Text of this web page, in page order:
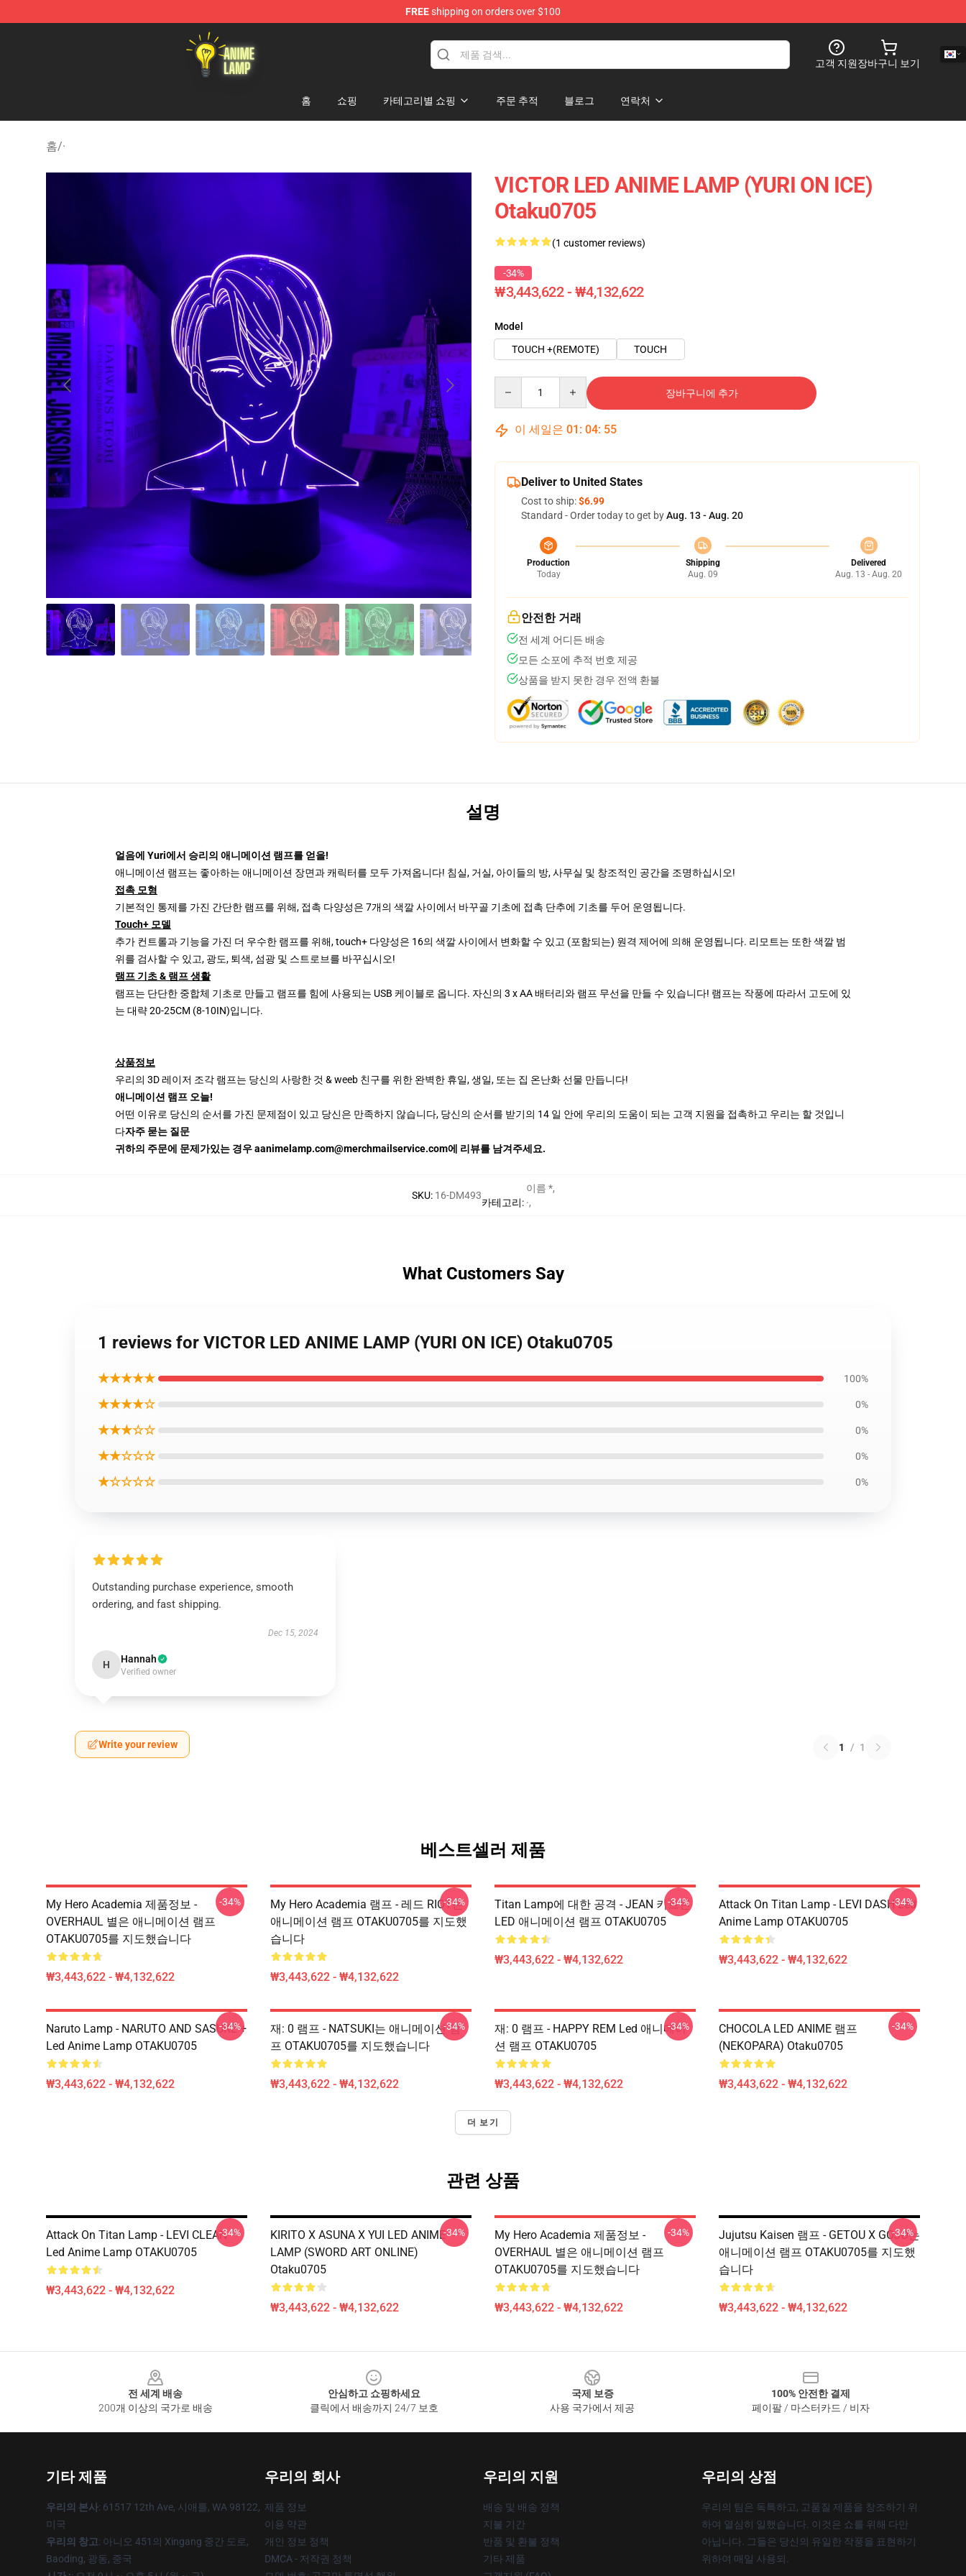
FREEshipping on orders over $100
Anime Lamp Shop - The Best Store of Anime Lamp
고객 지원장바구니 보기
홈 쇼핑 카테고리별 쇼핑 주문 추적 블로그 연락처
홈/·
VICTOR LED ANIME LAMP (YURI ON ICE)
Otaku0705
(1 customer reviews)
-34%
₩3,443,622 - ₩4,132,622
Model
TOUCH +(REMOTE)
TOUCH
장바구니에 추가
이 세일은 01 : 04: 54
Deliver to United States
Cost to ship:$6.99
Standard - Order today to get byAug. 13 - Aug. 20
Production
Today
Shipping
Aug. 09
Delivered
Aug. 13 - Aug. 20
안전한 거래
전 세계 어디든 배송
모든 소포에 추적 번호 제공
상품을 받지 못한 경우 전액 환불
설명
얼음에 Yuri에서 승리의 애니메이션 램프를 얻을!
애니메이션 램프는 좋아하는 애니메이션 장면과 캐릭터를 모두 가져옵니다! 침실, 거실, 아이들의 방, 사무실 및 창조적인 공간을 조명하십시오!
접촉 모형
기본적인 통제를 가진 간단한 램프를 위해, 접촉 다양성은 7개의 색깔 사이에서 바꾸골 기초에 접촉 단추에 기초를 두어 운영됩니다.
Touch+ 모델
추가 컨트롤과 기능을 가진 더 우수한 램프를 위해, touch+ 다양성은 16의 색깔 사이에서 변화할 수 있고 (포함되는) 원격 제어에 의해 운영됩니다. 리모트는 또한 색깔 범
위를 검사할 수 있고, 광도, 퇴색, 섬광 및 스트로브를 바꾸십시오!
램프 기초 & 램프 생활
램프는 단단한 중합체 기초로 만들고 램프를 힘에 사용되는 USB 케이블로 옵니다. 자신의 3 x AA 배터리와 램프 무선을 만들 수 있습니다! 램프는 작풍에 따라서 고도에 있
는 대략 20-25CM (8-10IN)입니다.
상품정보
우리의 3D 레이저 조각 램프는 당신의 사랑한 것 & weeb 친구를 위한 완벽한 휴일, 생일, 또는 집 온난화 선물 만듭니다!
애니메이션 램프 오늘!
어떤 이유로 당신의 순서를 가진 문제점이 있고 당신은 만족하지 않습니다, 당신의 순서를 받기의 14 일 안에 우리의 도움이 되는 고객 지원을 접촉하고 우리는 할 것입니
다자주 묻는 질문
귀하의 주문에 문제가있는 경우 aanimelamp.com@merchmailservice.com에 리뷰를 남겨주세요.
SKU: 16-DM493
카테고리:
이름 *,
·,
What Customers Say
1 reviews for VICTOR LED ANIME LAMP (YURI ON ICE) Otaku0705
★★★★★ 100%
★★★★☆ 0%
★★★☆☆ 0%
★★☆☆☆ 0%
★☆☆☆☆ 0%
Outstanding purchase experience, smooth
ordering, and fast shipping.
Dec 15, 2024
H Hannah
Verified owner
Write your review 1 / 1
베스트셀러 제품
My Hero Academia 제품정보 -
OVERHAUL 별은 애니메이션 램프
OTAKU0705를 지도했습니다
₩3,443,622 - ₩4,132,622
-34%
My Hero Academia 램프 - 레드 RIOT는
애니메이션 램프 OTAKU0705를 지도했
습니다
₩3,443,622 - ₩4,132,622
-34%
Titan Lamp에 대한 공격 - JEAN 키르틴
LED 애니메이션 램프 OTAKU0705
₩3,443,622 - ₩4,132,622
-34%
Attack On Titan Lamp - LEVI DASH Led
Anime Lamp OTAKU0705
₩3,443,622 - ₩4,132,622
-34%
Naruto Lamp - NARUTO AND SASUKE +
Led Anime Lamp OTAKU0705
₩3,443,622 - ₩4,132,622
-34%
재: 0 램프 - NATSUKI는 애니메이션 램
프 OTAKU0705를 지도했습니다
₩3,443,622 - ₩4,132,622
-34%
재: 0 램프 - HAPPY REM Led 애니메이
션 램프 OTAKU0705
₩3,443,622 - ₩4,132,622
-34%
CHOCOLA LED ANIME 램프
(NEKOPARA) Otaku0705
₩3,443,622 - ₩4,132,622
-34%
더 보기
관련 상품
Attack On Titan Lamp - LEVI CLEAN
Led Anime Lamp OTAKU0705
₩3,443,622 - ₩4,132,622
-34%
KIRITO X ASUNA X YUI LED ANIME
LAMP (SWORD ART ONLINE)
Otaku0705
₩3,443,622 - ₩4,132,622
-34%
My Hero Academia 제품정보 -
OVERHAUL 별은 애니메이션 램프
OTAKU0705를 지도했습니다
₩3,443,622 - ₩4,132,622
-34%
Jujutsu Kaisen 램프 - GETOU X GOJO는
애니메이션 램프 OTAKU0705를 지도했
습니다
₩3,443,622 - ₩4,132,622
-34%
전 세계 배송
200개 이상의 국가로 배송
안심하고 쇼핑하세요
클릭에서 배송까지 24/7 보호
국제 보증
사용 국가에서 제공
100% 안전한 결제
페이팔 / 마스터카드 / 비자
기타 제품
우리의 본사: 61517 12th Ave, 시애틀, WA 98122,
미국
우리의 창고: 아니오 451의 Xingang 중간 도로,
Baoding, 광동, 중국
우리의 회사
제품 정보
이용 약관
개인 정보 정책
DMCA - 저작권 정책
우리의 지원
배송 및 배송 정책
지불 기간
반품 및 환불 정책
기타 제품
우리의 상점
우리의 팀은 독특하고, 고품질 제품을 창조하기 위
하여 열심히 일했습니다. 이것은 쇼를 위해 다만
아닙니다. 그들은 당신의 유일한 작풍을 표현하기
위하여 매일 사용되.